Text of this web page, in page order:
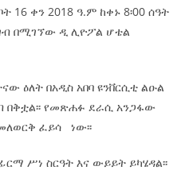
16 ቀን 2018 ዓ.ም ከቀኑ 8፡00 ሰዓት
በሚገኘው ዲ ሊዮፖል ሆቴል
ዕለት በአዲስ አበባ ዩንቨርሲቲ ልዑል
በቅቷል፡፡ የመጽሐፉ ደራሲ አንጋፋው
ፈይሳ ነው፡፡
ሥነ ስርዓት እና ውይይት ይካሄዳል፡፡